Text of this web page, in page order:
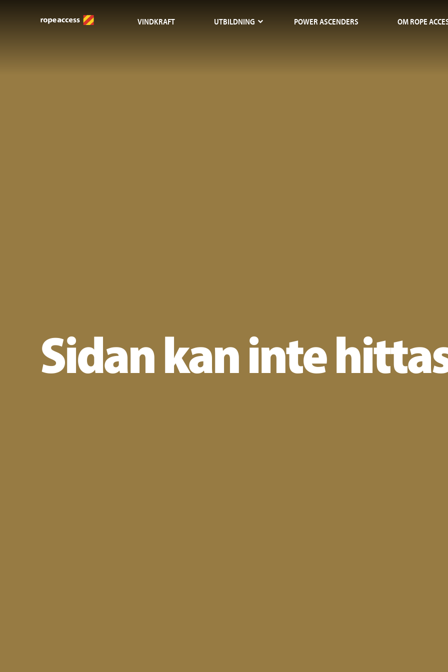
VINDKRAFT UTBILDNING POWER ASCENDERS OM ROPE
Sidan kan inte